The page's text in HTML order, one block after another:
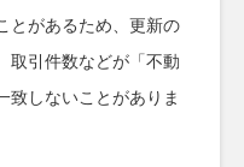
とがあるため、更新の
取引件数などが「不動
致しないことがありま